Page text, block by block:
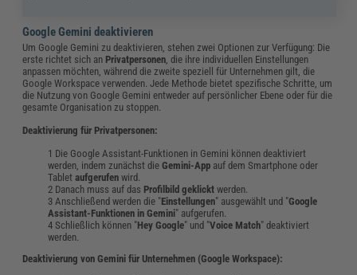
Google Gemini deaktivieren
Um Google Gemini zu deaktivieren, stehen zwei Optionen zur Verfügung: Die
erste richtet sich an Privatpersonen , die ihre individuellen Einstellungen
anpassen möchten, während die zweite speziell für Unternehmen gilt, die
Google Workspace verwenden. Jede Methode bietet spezifische Schritte, um
die Nutzung von Google Gemini entweder auf persönlicher Ebene oder für die
gesamte Organisation zu stoppen.
Deaktivierung für Privatpersonen:
Die Google Assistant-Funktionen in Gemini können deaktiviert
werden, indem zunächst dieGemini-App auf dem Smartphone oder
Tabletaufgerufen wird.
Danach muss auf das Profilbild geklicktwerden.
Anschließend werden die "Einstellungen" ausgewählt und "Google
Assistant-Funktionen in Gemini" aufgerufen.
Schließlich können "Hey Google" und "Voice Match" deaktiviert
werden.
Deaktivierung von Gemini für Unternehmen (Google Workspace):